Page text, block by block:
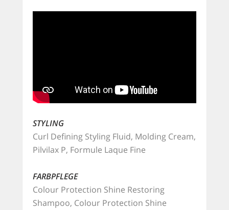
STYLING
Curl Defining Styling Fluid, Molding Cream,
Pilvilax P, Formule Laque Fine
FARBPFLEGE
Colour Protection Shine Restoring
Shampoo, Colour Protection Shine